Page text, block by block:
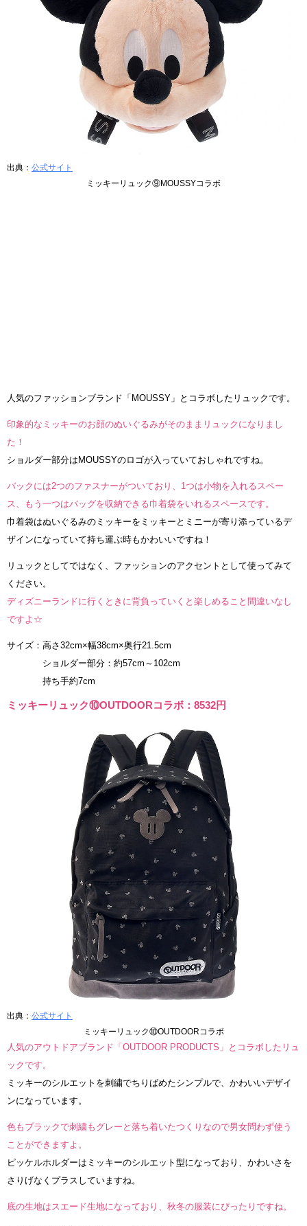
出典： 公式サイト
ミッキーリュック⑨MOUSSYコラボ
人気のファッションブランド「MOUSSY」とコラボしたリュックです。
印象的なミッキーのお顔のぬいぐるみがそのままリュックになりまし
た！
ショルダー部分はMOUSSYのロゴが入っていておしゃれですね。
バックには2つのファスナーがついており、1つは小物を入れるスペー
ス、もう一つはバッグを収納できる巾着袋をいれるスペースです。
巾着袋はぬいぐるみのミッキーをミッキーとミニーが寄り添っているデ
ザインになっていて持ち運ぶ時もかわいいですね！
リュックとしてではなく、ファッションのアクセントとして使ってみて
ください。
ディズニーランドに行くときに背負っていくと楽しめること間違いなし
ですよ☆
サイズ：高さ32cm×幅38cm×奥行21.5cm
ショルダー部分：約57cm～102cm
持ち手約7cm
ミッキーリュック⑩OUTDOORコラボ：8532円
出典： 公式サイト
ミッキーリュック⑩OUTDOORコラボ
人気のアウトドアブランド「OUTDOOR PRODUCTS」とコラボしたリュ
ックです。
ミッキーのシルエットを刺繍でちりばめたシンプルで、かわいいデザイ
ンになっています。
色もブラックで刺繍もグレーと落ち着いたつくりなので男女問わず使う
ことができますよ。
ピッケルホルダーはミッキーのシルエット型になっており、かわいさを
さりげなくプラスしていますね。
底の生地はスエード生地になっており、秋冬の服装にぴったりですね。